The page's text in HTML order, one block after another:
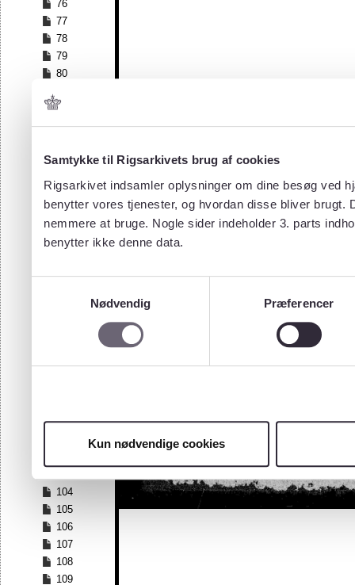
Samtykke til Rigsarkivets brug af cookies
Rigsarkivet indsamler oplysninger om dine besøg ved
benytter vores tjenester, og hvordan disse bliver
nemmere at bruge. Nogle sider indeholder 3. parts
benytter ikke denne data.
Nødvendig
Præferencer
Kun nødvendige cookies
76
77
78
79
80
82
83
85
87
88
89
90
97
100
104
105
106
107
108
109